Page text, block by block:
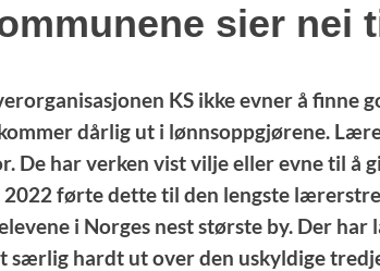
sier nei
KS ikke evner å finne
dårlig ut i lønnsoppgjørene.
De har verken vist vilje eller evne til å
førte dette til den lengste
i Norges nest største by. Der
særlig hardt ut over den uskyldige